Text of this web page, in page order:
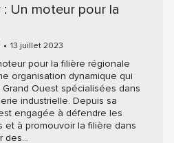
Un moteur pour la
13 juillet 2023
pour la filière régionale
organisation dynamique qui
Ouest spécialisées dans
industrielle. Depuis sa
engagée à défendre les
et à promouvoir la filière dans
des…